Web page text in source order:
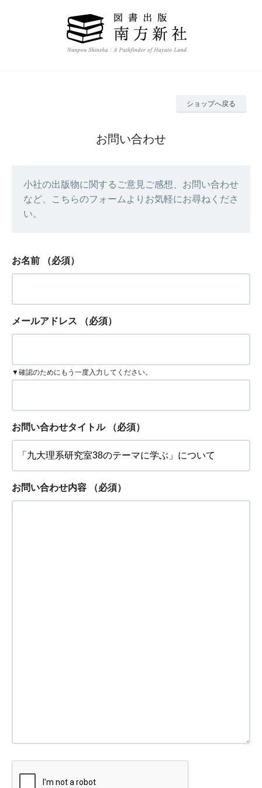
ショップへ戻る
お問い合わせ
小社の出版物に関するご意見ご感想、お問い合わせ
など、こちらのフォームよりお気軽にお尋ねくださ
い。
お名前 （必須）
メールアドレス （必須）
▼確認のためにもう一度入力してください。
お問い合わせタイトル （必須）
お問い合わせ内容 （必須）